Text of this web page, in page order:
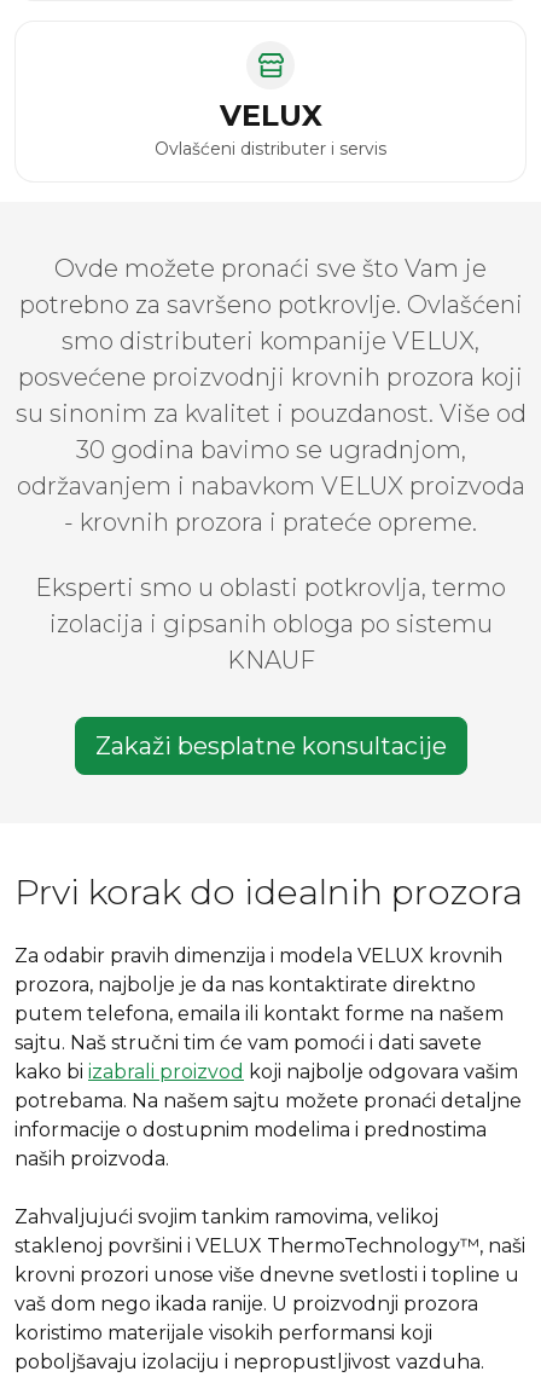
VELUX
Ovlašćeni distributer i servis
Ovde možete pronaći sve što Vam je
potrebno za savršeno potkrovlje. Ovlašćeni
smo distributeri kompanije VELUX,
posvećene proizvodnji krovnih prozora koji
su sinonim za kvalitet i pouzdanost. Više od
30 godina bavimo se ugradnjom,
održavanjem i nabavkom VELUX proizvoda
- krovnih prozora i prateće opreme.
Eksperti smo u oblasti potkrovlja, termo
izolacija i gipsanih obloga po sistemu
KNAUF
Zakaži besplatne konsultacije
Prvi korak do idealnih prozora
Za odabir pravih dimenzija i modela VELUX krovnih
prozora, najbolje je da nas kontaktirate direktno
putem telefona, emaila ili kontakt forme na našem
sajtu. Naš stručni tim će vam pomoći i dati savete
kako bi izabrali proizvod koji najbolje odgovara vašim
potrebama. Na našem sajtu možete pronaći detaljne
informacije o dostupnim modelima i prednostima
naših proizvoda.
Zahvaljujući svojim tankim ramovima, velikoj
staklenoj površini i VELUX ThermoTechnology™, naši
krovni prozori unose više dnevne svetlosti i topline u
vaš dom nego ikada ranije. U proizvodnji prozora
koristimo materijale visokih performansi koji
poboljšavaju izolaciju i nepropustljivost vazduha.